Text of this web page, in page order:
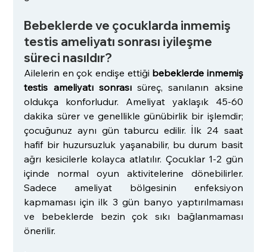
Bebeklerde ve çocuklarda inmemiş
testis ameliyatı sonrası iyileşme
süreci nasıldır?
Ailelerin en çok endişe ettiği bebeklerde inmemiş
testis ameliyatı sonrası süreç, sanılanın aksine
oldukça konforludur. Ameliyat yaklaşık 45-60
dakika sürer ve genellikle günübirlik bir işlemdir;
çocuğunuz aynı gün taburcu edilir. İlk 24 saat
hafif bir huzursuzluk yaşanabilir, bu durum basit
ağrı kesicilerle kolayca atlatılır. Çocuklar 1-2 gün
içinde normal oyun aktivitelerine dönebilirler.
Sadece ameliyat bölgesinin enfeksiyon
kapmaması için ilk 3 gün banyo yaptırılmaması
ve bebeklerde bezin çok sıkı bağlanmaması
önerilir.